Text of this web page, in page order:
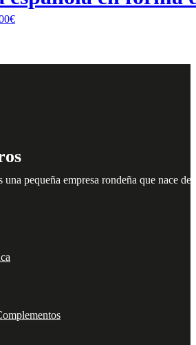
€Rango
145,00€
una pequeña empresa rondeña que nace